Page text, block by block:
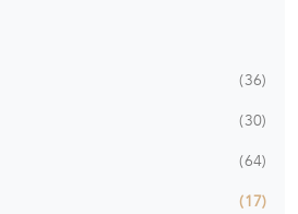
36
30
64
17